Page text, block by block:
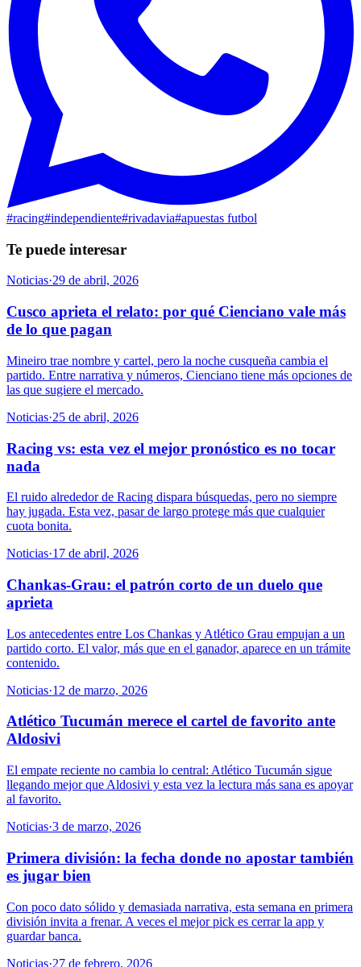
#racing#independiente#rivadavia#apuestas futbol
Te puede interesar
Noticias·29 de abril, 2026
Cusco aprieta el relato: por qué Cienciano vale más
de lo que pagan
Mineiro trae nombre y cartel, pero la noche cusqueña cambia el
partido. Entre narrativa y números, Cienciano tiene más opciones de
las que sugiere el mercado.
Noticias·25 de abril, 2026
Racing vs: esta vez el mejor pronóstico es no tocar
nada
El ruido alrededor de Racing dispara búsquedas, pero no siempre
hay jugada. Esta vez, pasar de largo protege más que cualquier
cuota bonita.
Noticias·17 de abril, 2026
Chankas-Grau: el patrón corto de un duelo que
aprieta
Los antecedentes entre Los Chankas y Atlético Grau empujan a un
partido corto. El valor, más que en el ganador, aparece en un trámite
contenido.
Noticias·12 de marzo, 2026
Atlético Tucumán merece el cartel de favorito ante
Aldosivi
El empate reciente no cambia lo central: Atlético Tucumán sigue
llegando mejor que Aldosivi y esta vez la lectura más sana es apoyar
al favorito.
Noticias·3 de marzo, 2026
Primera división: la fecha donde no apostar también
es jugar bien
Con poco dato sólido y demasiada narrativa, esta semana en primera
división invita a frenar. A veces el mejor pick es cerrar la app y
guardar banca.
Noticias·27 de febrero, 2026